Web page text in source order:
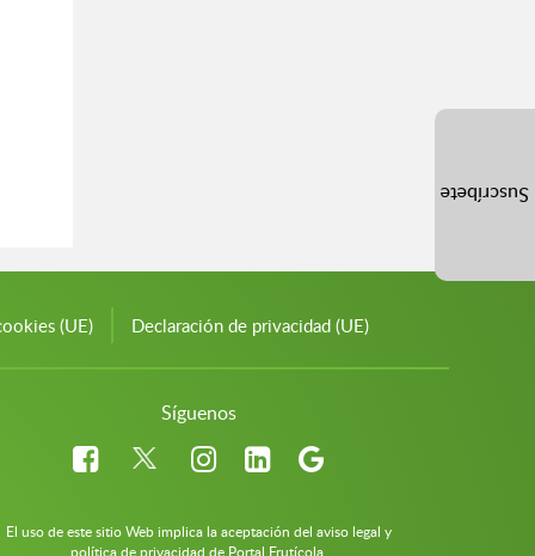
(UE) Declaración de privacidad (UE)
Síguenos
El uso de este sitio Web implica la aceptación del aviso legal y
política de privacidad de Portal Frutícola.
Suscríbete